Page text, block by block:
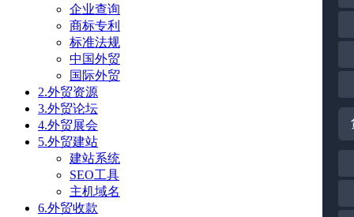
企业查询
商标专利
标准法规
中国外贸
国际外贸
2.外贸资源
3.外贸论坛
4.外贸展会
5.外贸建站
建站系统
SEO工具
主机域名
6.外贸收款